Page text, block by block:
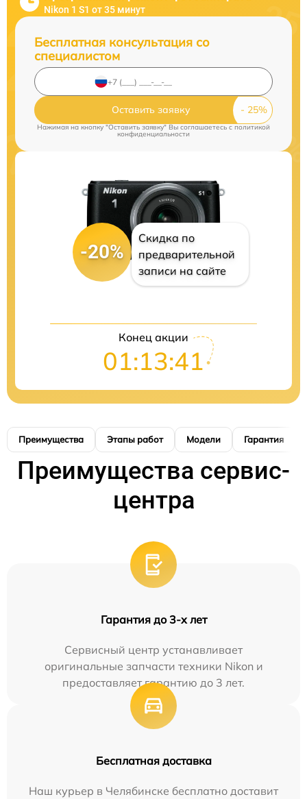
Nikon 1 S1 от 35 минут
Бесплатная консультация со
специалистом
Оставить заявку
Нажимая на кнопку "Оставить заявку" Вы соглашаетесь cполитикой
конфиденциальности
-20%
Скидка по
предварительной
записи на сайте
Конец акции
01:13:40
Преимущества Этапы работ Модели Гарантия
Преимущества сервис-
центра
Гарантия до 3-х лет
Сервисный центр устанавливает
оригинальные запчасти техники Nikon и
предоставляет гарантию до 3 лет.
Бесплатная доставка
Наш курьер в Челябинске бесплатно доставит